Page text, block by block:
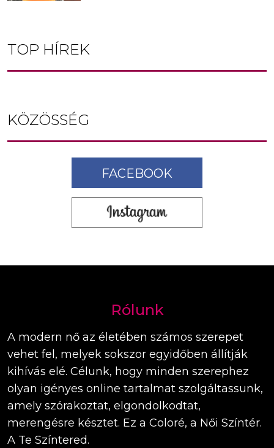
TOP HÍREK
KÖZÖSSÉG
FACEBOOK
Rólunk
A modern nő az életében számos szerepet
vehet fel, melyek sokszor egyidőben állítják
kihívás elé. Célunk, hogy minden szerephez
olyan igényes online tartalmat szolgáltassunk,
amely szórakoztat, elgondolkodtat,
merengésre késztet. Ez a Coloré, a Női Színtér.
A Te Színtered.